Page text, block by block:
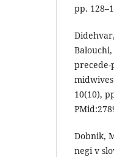
pp.
precede-
10(10),
Dobnik,
negi v